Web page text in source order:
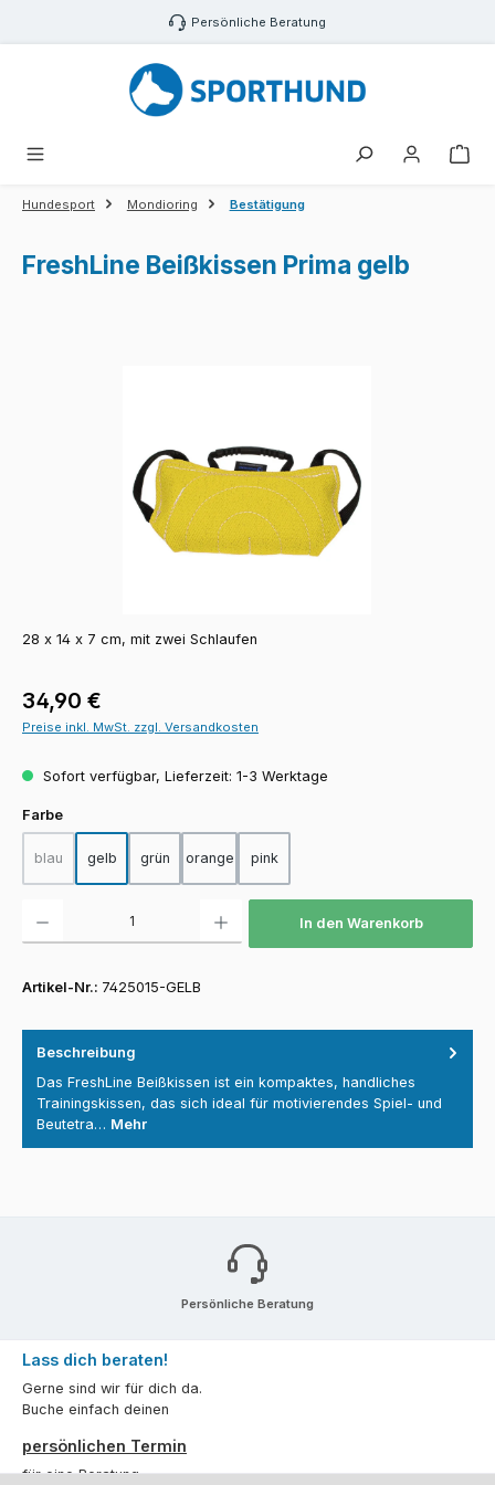
Zum Hauptinhalt springen Persönliche Beratung
Hundesport Mondioring Bestätigung
FreshLine Beißkissen Prima gelb
28 x 14 x 7 cm, mit zwei Schlaufen
Regulärer Preis:
34,90 €
Preise inkl. MwSt. zzgl. Versandkosten
Sofort verfügbar, Lieferzeit: 1-3 Werktage
Farbeauswählen
blau
(Diese Option ist zurzeit nicht verfügbar.)
gelb grün orange pink
In den Warenkorb
Artikel-Nr.: 7425015-GELB
Beschreibung
Das FreshLine Beißkissen ist ein kompaktes, handliches
Trainingskissen, das sich ideal für motivierendes Spiel- und
Beutetra… Mehr
Persönliche Beratung
Lass dich beraten!
Gerne sind wir für dich da.
Buche einfach deinen
persönlichen Termin
für eine Beratung.